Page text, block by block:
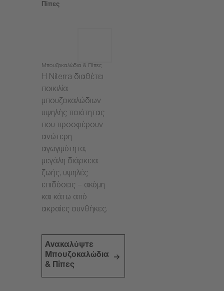
Πίπες
Μπουζοκαλώδια & Πίπες
Η Niterra διαθέτει
ποικιλία
μπουζοκαλώδιων
υψηλής ποιότητας
που προσφέρουν
ανώτερη
αγωγιμότητα,
μεγάλη διάρκεια
ζωής, υψηλές
επιδόσεις – ακόμη
και κάτω από
ακραίες συνθήκες.
Ανακαλύψτε
Μπουζοκαλώδια
& Πίπες